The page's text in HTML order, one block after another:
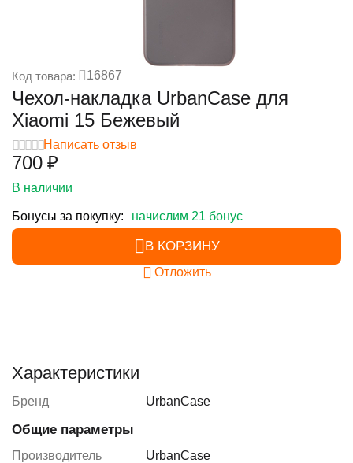
Код товара: 16867
Чехол-накладка UrbanCase для
Xiaomi 15 Бежевый
Написать отзыв
‍700‍ ₽
В наличии
Бонусы за покупку: начислим 21 бонус
В КОРЗИНУ
Отложить
Характеристики
Бренд UrbanCase
Общие параметры
Производитель
UrbanCase